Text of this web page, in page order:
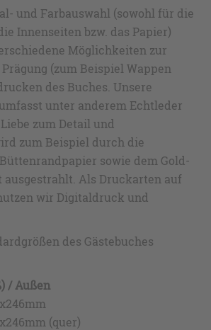
und Farbauswahl (sowohl für die
Innenseiten bzw. das Papier)
Möglichkeiten zur
(zum Beispiel Wappen
des Buches. Unsere
unter anderem Echtleder
zum Detail und
zum Beispiel durch die
sowie dem Gold-
Als Druckarten auf
wir Digitaldruck und
des Gästebuches
/ Außen
(quer)